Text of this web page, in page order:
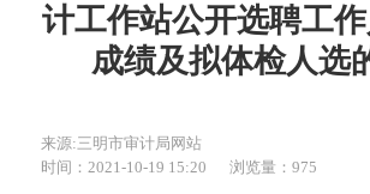
计工作站公开选聘工
成绩及拟体检人选
来源:三明市审计局网站
时间：2021-10-19 15:20
浏览量：975